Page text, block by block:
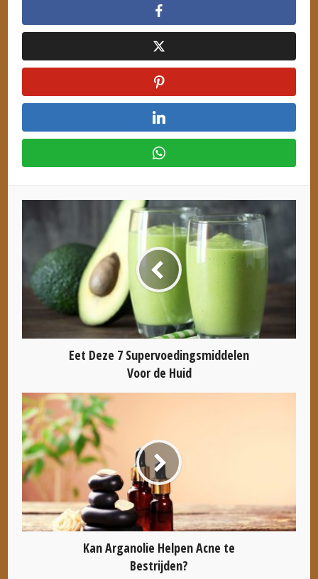
Eet Deze 7 Supervoedingsmiddelen
Voor de Huid
Kan Arganolie Helpen Acne te
Bestrijden?